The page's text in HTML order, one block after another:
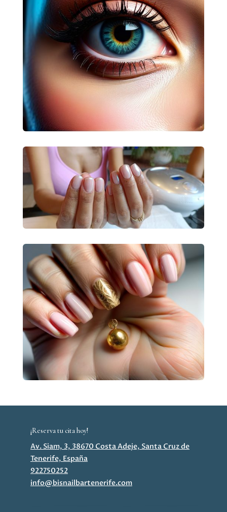
¡Reserva tu cita hoy!
Av. Siam, 3, 38670 Costa Adeje, Santa Cruz de
Tenerife, España
922750252
info@bisnailbartenerife.com